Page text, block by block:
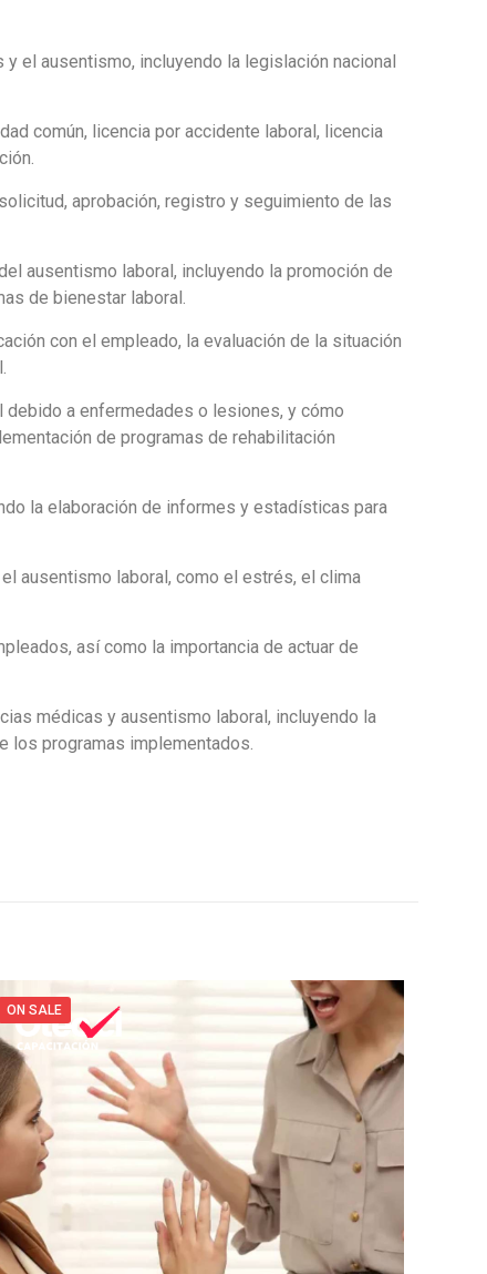
el ausentismo, incluyendo la legislación nacional
común, licencia por accidente laboral, licencia
aprobación, registro y seguimiento de las
ausentismo laboral, incluyendo la promoción de
de bienestar laboral.
con el empleado, la evaluación de la situación
a enfermedades o lesiones, y cómo
de programas de rehabilitación
la elaboración de informes y estadísticas para
ausentismo laboral, como el estrés, el clima
así como la importancia de actuar de
médicas y ausentismo laboral, incluyendo la
los programas implementados.
ON SALE